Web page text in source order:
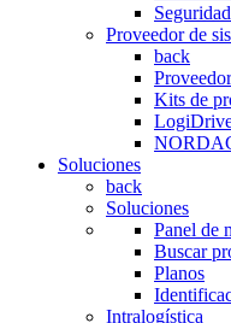
Proveedor de
back
Kits de
Soluciones
back
Soluciones
Panel de
Buscar
Planos
Intralogística